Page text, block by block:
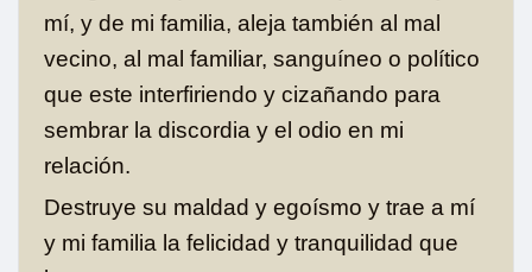
mí, y de mi familia, aleja también al mal
vecino, al mal familiar, sanguíneo o político
que este interfiriendo y cizañando para
sembrar la discordia y el odio en mi
relación.
Destruye su maldad y egoísmo y trae a mí
y mi familia la felicidad y tranquilidad que